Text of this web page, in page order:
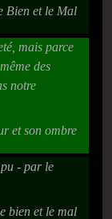
Bien et le Mal
mais parce
des
notre
et son ombre
- par le
bien et le mal